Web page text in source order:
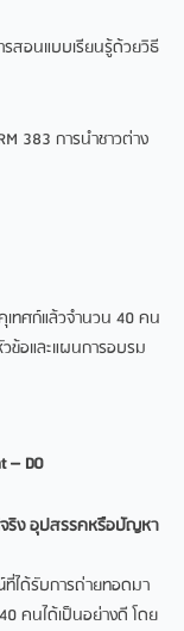
รสอนแบบเรียนรู้ด้วยวิธี
383 การนำชาวต่าง
ทศก์แล้วจำนวน 40 คน
ข้อและแผนการอบรม
– DO
จริง อุปสรรคหรือปัญหา
ด้รับการถ่ายทอดมา
คนได้เป็นอย่างดี โดย